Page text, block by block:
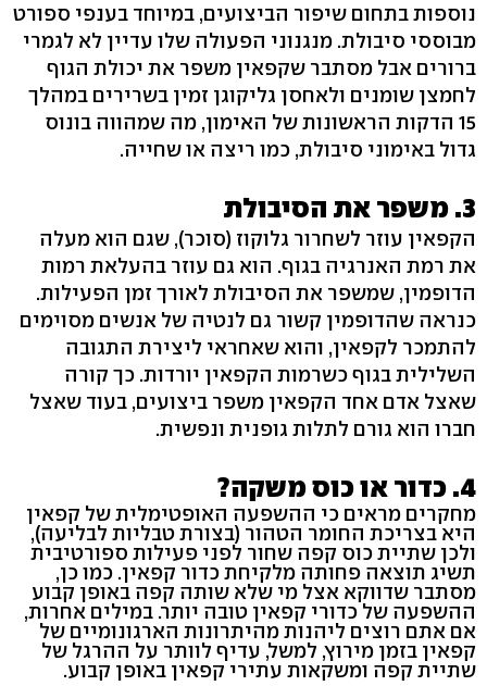
נוספות בתחום שיפור הביצועים, במיוחד בענפי ספורט
מבוססי סיבולת. מנגנוני הפעולה שלו עדיין לא לגמרי
ברורים אבל מסתבר שקפאין משפר את יכולת הגוף
לחמצן שומנים ולאחסן גליקוגן זמין בשרירים במהלך
15 הדקות הראשונות של האימון, מה שמהווה בונוס
גדול באימוני סיבולת, כמו ריצה או שחייה.
3. משפר את הסיבולת
הקפאין עוזר לשחרור גלוקוז (סוכר), שגם הוא מעלה
את רמת האנרגיה בגוף. הוא גם עוזר בהעלאת רמות
הדופמין, שמשפר את הסיבולת לאורך זמן הפעילות.
כנראה שהדופמין קשור גם לנטיה של אנשים מסוימים
להתמכר לקפאין, והוא שאחראי ליצירת התגובה
השלילית בגוף כשרמות הקפאין יורדות. כך קורה
שאצל אדם אחד הקפאין משפר ביצועים, בעוד שאצל
חברו הוא גורם לתלות גופנית ונפשית.
4. כדור או כוס משקה?
מחקרים מראים כי ההשפעה האופטימלית של קפאין
היא בצריכת החומר הטהור (בצורת טבליות לבליעה),
ולכן שתיית כוס קפה שחור לפני פעילות ספורטיבית
תשיג תוצאה פחותה מלקיחת כדור קפאין. כמו כן,
מסתבר שדווקא אצל מי שלא שותה קפה באופן קבוע
ההשפעה של כדורי קפאין טובה יותר. במילים אחרות,
אם אתם רוצים ליהנות מהיתרונות הארגונומיים של
קפאין בזמן מירוץ, למשל, עדיף לוותר על ההרגל של
שתיית קפה ומשקאות עתירי קפאין באופן קבוע.